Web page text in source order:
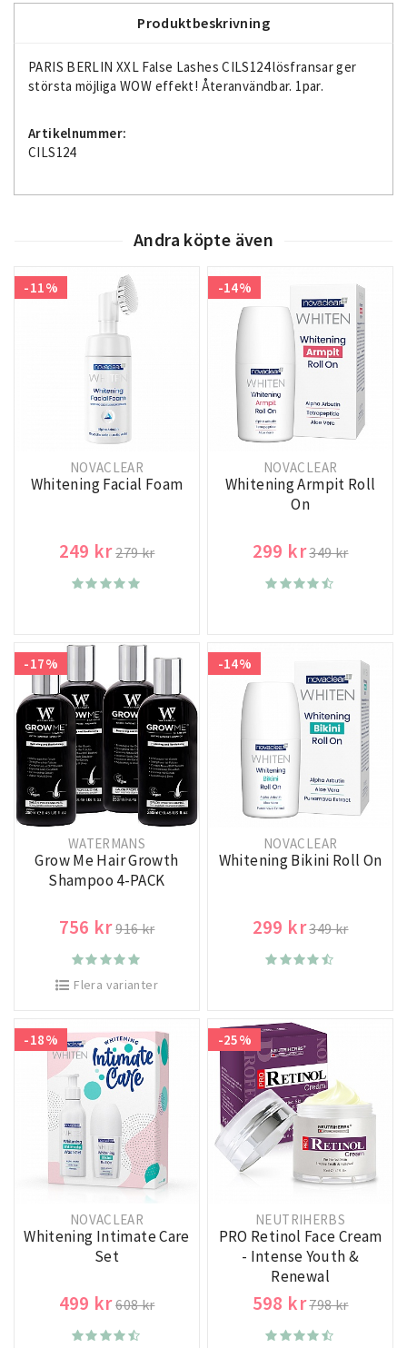
Produktbeskrivning
PARIS BERLIN XXL False Lashes CILS124 lösfransar ger
största möjliga WOW effekt! Återanvändbar. 1par.
Artikelnummer:
CILS124
Andra köpte även
-11%
NOVACLEAR
Whitening Facial Foam
249 kr279 kr
-14%
NOVACLEAR
Whitening Armpit Roll
On
299 kr349 kr
-17%
WATERMANS
Grow Me Hair Growth
Shampoo 4-PACK
756 kr916 kr
Flera varianter
-14%
NOVACLEAR
Whitening Bikini Roll On
299 kr349 kr
-18%
NOVACLEAR
Whitening Intimate Care
Set
499 kr608 kr
-25%
NEUTRIHERBS
PRO Retinol Face Cream
- Intense Youth &
Renewal
598 kr798 kr